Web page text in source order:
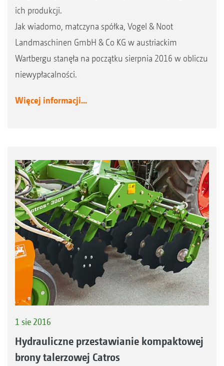
ich produkcji.
Jak wiadomo, matczyna spółka, Vogel & Noot
Landmaschinen GmbH & Co KG w austriackim
Wartbergu stanęła na początku sierpnia 2016 w obliczu
niewypłacalności.
Więcej informacji...
1 sie 2016
Hydrauliczne przestawianie kompaktowej
brony talerzowej Catros